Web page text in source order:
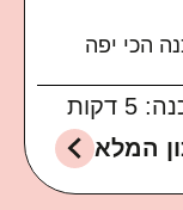
הכי יפה
דקות
המלא